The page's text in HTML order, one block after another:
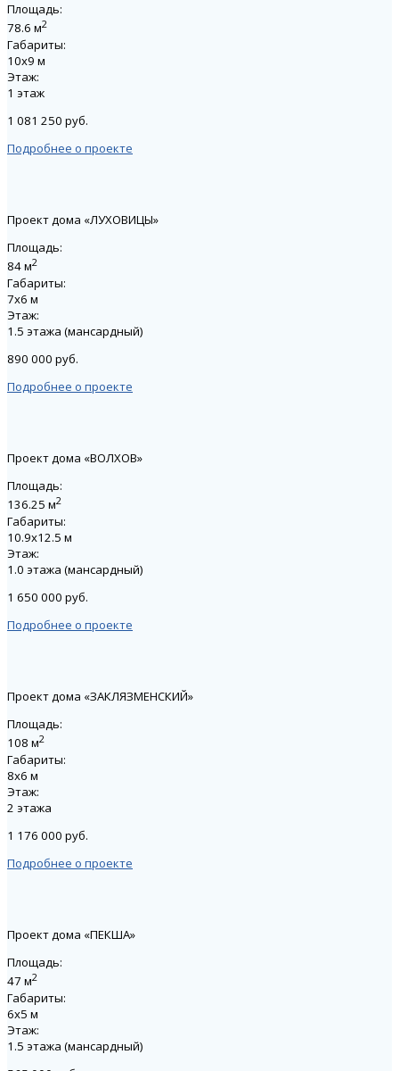
Площадь:
78.6 м2
Габариты:
10х9 м
Этаж:
1 этаж
1 081 250 руб.
Подробнее о проекте
Проект дома «ЛУХОВИЦЫ»
Площадь:
84 м2
Габариты:
7х6 м
Этаж:
1.5 этажа (мансардный)
890 000 руб.
Подробнее о проекте
Проект дома «ВОЛХОВ»
Площадь:
136.25 м2
Габариты:
10.9х12.5 м
Этаж:
1.0 этажа (мансардный)
1 650 000 руб.
Подробнее о проекте
Проект дома «ЗАКЛЯЗМЕНСКИЙ»
Площадь:
108 м2
Габариты:
8х6 м
Этаж:
2 этажа
1 176 000 руб.
Подробнее о проекте
Проект дома «ПЕКША»
Площадь:
47 м2
Габариты:
6х5 м
Этаж:
1.5 этажа (мансардный)